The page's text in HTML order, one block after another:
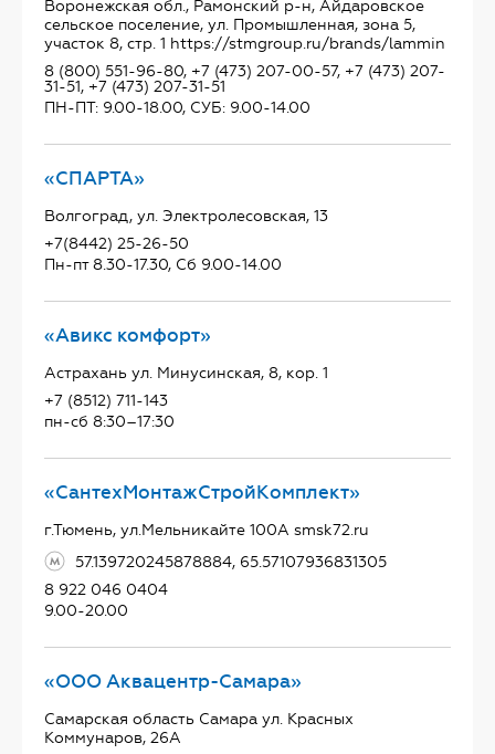
Воронежская обл., Рамонский р-н, Айдаровское
сельское поселение, ул. Промышленная, зона 5,
участок 8, стр. 1 https://stmgroup.ru/brands/lammin
8 (800) 551-96-80, +7 (473) 207-00-57, +7 (473) 207-
31-51, +7 (473) 207-31-51
ПН-ПТ: 9.00-18.00, СУБ: 9.00-14.00
«СПАРТА»
Волгоград, ул. Электролесовская, 13
+7(8442) 25-26-50
Пн-пт 8.30-17.30, Сб 9.00-14.00
«Авикс комфорт»
Астрахань ул. Минусинская, 8, кор. 1
+7 (8512) 711-143
пн-сб 8:30–17:30
«СантехМонтажСтройКомплект»
г.Тюмень, ул.Мельникайте 100А smsk72.ru
57.139720245878884, 65.57107936831305
8 922 046 0404
9.00-20.00
«ООО Аквацентр-Самара»
Самарская область Самара ул. Красных
Коммунаров, 26А